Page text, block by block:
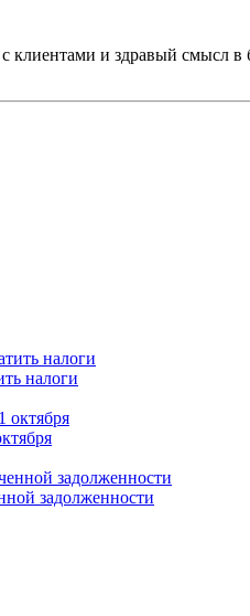
и здравый смысл в
налоги
задолженности